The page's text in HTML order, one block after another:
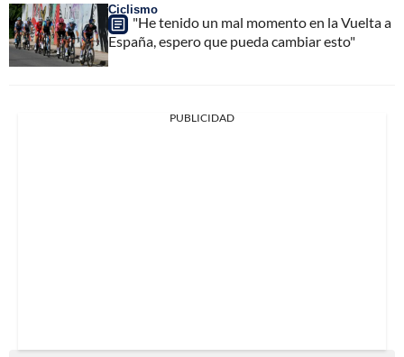
Ciclismo
"He tenido un mal momento en la Vuelta a
España, espero que pueda cambiar esto"
PUBLICIDAD